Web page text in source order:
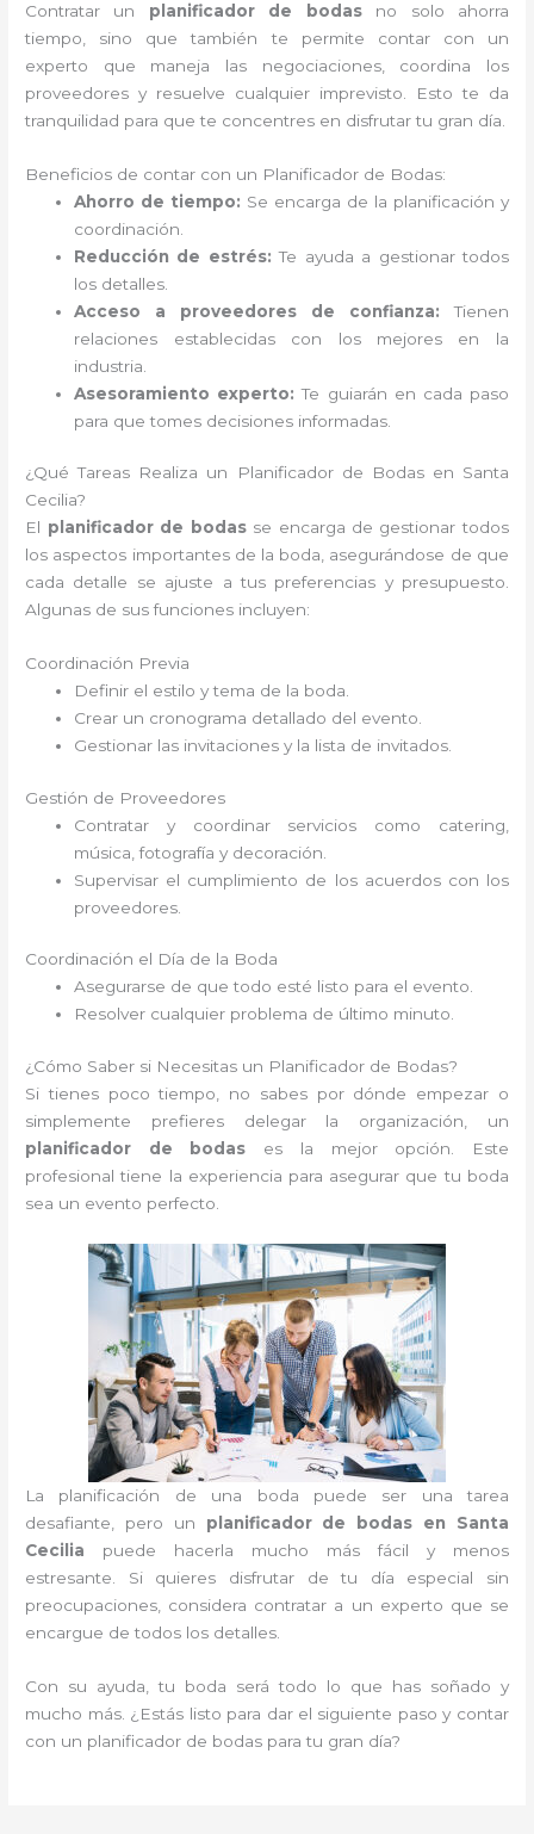
Contratar un planificador de bodasno solo ahorra
tiempo, sino que también te permite contar con un
experto que maneja las negociaciones, coordina los
proveedores y resuelve cualquier imprevisto. Esto te da
tranquilidad para que te concentres en disfrutar tu gran día.
Beneficios de contar con un Planificador de Bodas:
Ahorro de tiempo: Se encarga de la planificación y
coordinación.
Reducción de estrés: Te ayuda a gestionar todos
los detalles.
Acceso a proveedores de confianza: Tienen
relaciones establecidas con los mejores en la
industria.
Asesoramiento experto: Te guiarán en cada paso
para que tomes decisiones informadas.
¿Qué Tareas Realiza un Planificador de Bodas en Santa
Cecilia?
El planificador de bodasse encarga de gestionar todos
los aspectos importantes de la boda, asegurándose de que
cada detalle se ajuste a tus preferencias y presupuesto.
Algunas de sus funciones incluyen:
Coordinación Previa
Definir el estilo y tema de la boda.
Crear un cronograma detallado del evento.
Gestionar las invitaciones y la lista de invitados.
Gestión de Proveedores
Contratar y coordinar servicios como catering,
música, fotografía y decoración.
Supervisar el cumplimiento de los acuerdos con los
proveedores.
Coordinación el Día de la Boda
Asegurarse de que todo esté listo para el evento.
Resolver cualquier problema de último minuto.
¿Cómo Saber si Necesitas un Planificador de Bodas?
Si tienes poco tiempo, no sabes por dónde empezar o
simplemente prefieres delegar la organización, un
planificador de bodas es la mejor opción. Este
profesional tiene la experiencia para asegurar que tu boda
sea un evento perfecto.
La planificación de una boda puede ser una tarea
desafiante, pero un planificador de bodas en Santa
Cecilia puede hacerla mucho más fácil y menos
estresante. Si quieres disfrutar de tu día especial sin
preocupaciones, considera contratar a un experto que se
encargue de todos los detalles.
Con su ayuda, tu boda será todo lo que has soñado y
mucho más. ¿Estás listo para dar el siguiente paso y contar
con un planificador de bodas para tu gran día?